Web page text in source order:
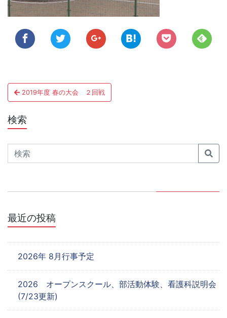
投
稿
ナ
ビ
ゲ
シ
ョ
2019年度 春の大会 ２回戦
検索
Search
最近の投稿
2026年 8月行事予定
2026 オープンスクール、部活動体験、看護科説明会
(7/23更新)